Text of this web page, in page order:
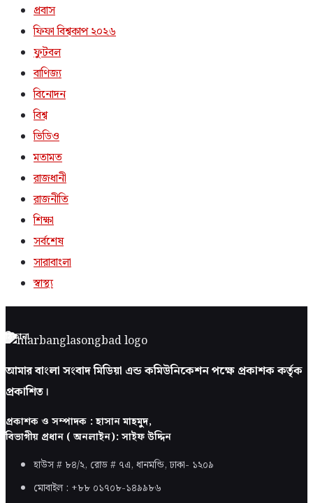
প্রবাস
ফিফা বিশ্বকাপ ২০২৬
ফুটবল
বাণিজ্য
বিনোদন
বিশ্ব
ভিডিও
মতামত
রাজধানী
রাজনীতি
শিক্ষা
সর্বশেষ
সারাবাংলা
স্বাস্থ্য
ঠিকানা
আমার বাংলা সংবাদ মিডিয়া এন্ড কমিউনিকেশন পক্ষে প্রকাশক কর্তৃক
প্রকাশিত।
প্রকাশক ও সম্পাদক : হাসান মাহমুদ,
বিভাগীয় প্রধান ( অনলাইন): সাইফ উদ্দিন
হাউস # ৮৪/২, রোড # ৭এ, ধানমন্ডি, ঢাকা- ১২০৯
মোবাইল : +৮৮ ০১৭০৮-১৪৯৯৮৬